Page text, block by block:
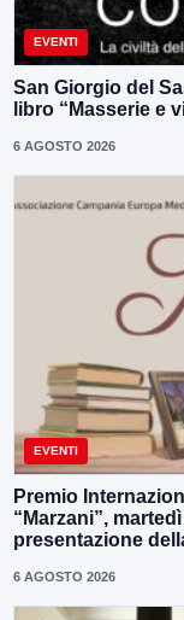
EVENTI
San Giorgio del
libro “Masserie e
6 AGOSTO 2026
EVENTI
Premio
“Marzani”,
presentazione
6 AGOSTO 2026